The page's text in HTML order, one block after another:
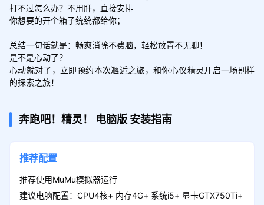
打不过怎么办？不用肝，直接安排
你想要的开个箱子统统都给你；
总结一句话就是：畅爽消除不费脑，轻松放置不无聊！
是不是心动了？
心动就对了，立即预约本次邂逅之旅，和你心仪精灵开启一场别样
的探索之旅！
奔跑吧！精灵！ 电脑版 安装指南
推荐配置
推荐使用MuMu模拟器运行
建议电脑配置：CPU4核+ 内存4G+ 系统i5+ 显卡GTX750Ti+